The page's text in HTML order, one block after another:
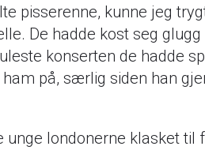
pisserenne, kunne jeg
De hadde kost seg glugg
konserten de hadde
på, særlig siden han
unge londonerne klasket til